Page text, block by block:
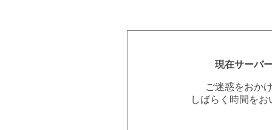
現在サーバ
ご迷惑をおか
しばらく時間を